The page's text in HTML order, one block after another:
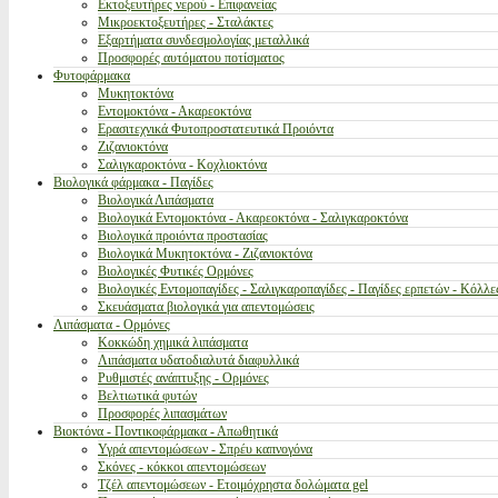
Εκτοξευτήρες νερού - Επιφανείας
Μικροεκτοξευτήρες - Σταλάκτες
Εξαρτήματα συνδεσμολογίας μεταλλικά
Προσφορές αυτόματου ποτίσματος
Φυτοφάρμακα
Μυκητοκτόνα
Εντομοκτόνα - Ακαρεοκτόνα
Ερασιτεχνικά Φυτοπροστατευτικά Προιόντα
Ζιζανιοκτόνα
Σαλιγκαροκτόνα - Κοχλιοκτόνα
Βιολογικά φάρμακα - Παγίδες
Βιολογικά Λιπάσματα
Βιολογικά Εντομοκτόνα - Ακαρεοκτόνα - Σαλιγκαροκτόνα
Βιολογικά προιόντα προστασίας
Βιολογικά Μυκητοκτόνα - Ζιζανιοκτόνα
Βιολογικές Φυτικές Ορμόνες
Βιολογικές Εντομοπαγίδες - Σαλιγκαροπαγίδες - Παγίδες ερπετών -
Σκευάσματα βιολογικά για απεντομώσεις
Λιπάσματα - Ορμόνες
Κοκκώδη χημικά λιπάσματα
Λιπάσματα υδατοδιαλυτά διαφυλλικά
Ρυθμιστές ανάπτυξης - Ορμόνες
Βελτιωτικά φυτών
Προσφορές λιπασμάτων
Βιοκτόνα - Ποντικοφάρμακα - Απωθητικά
Υγρά απεντομώσεων - Σπρέυ καπνογόνα
Σκόνες - κόκκοι απεντομώσεων
Τζέλ απεντομώσεων - Ετοιμόχρηστα δολώματα gel